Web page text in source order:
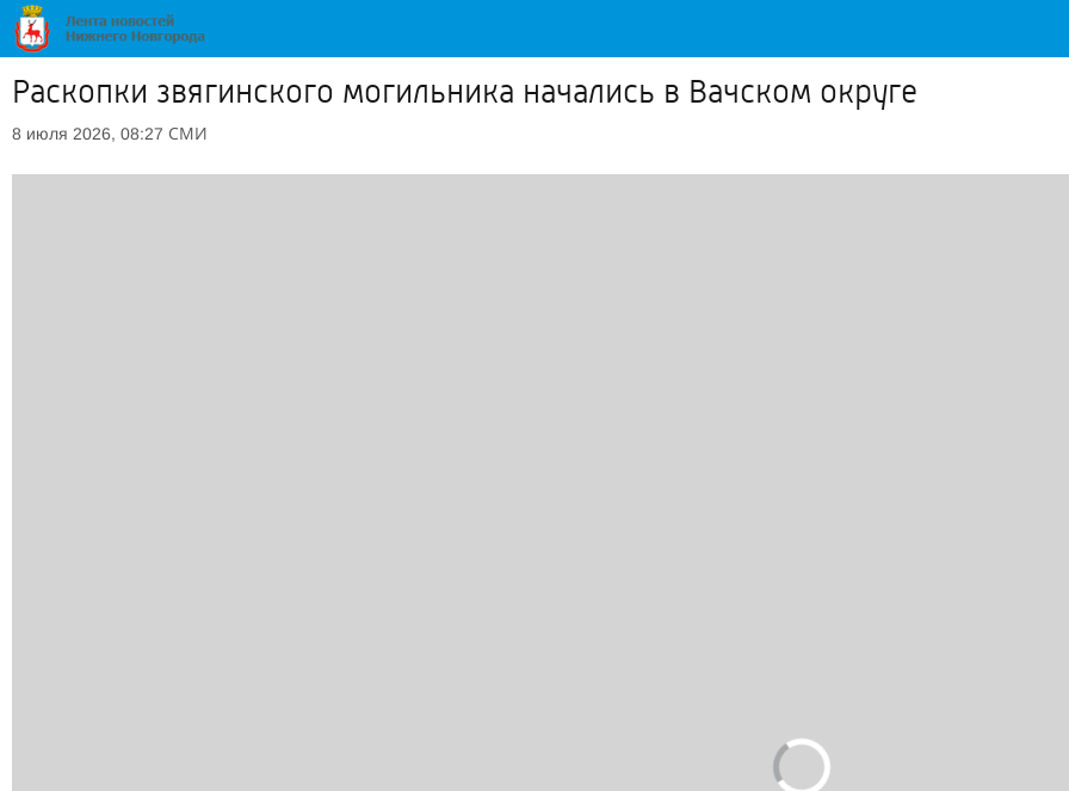
Раскопки звягинского могильника начались в Вачском округе
8 июля 2026, 08:27 СМИ